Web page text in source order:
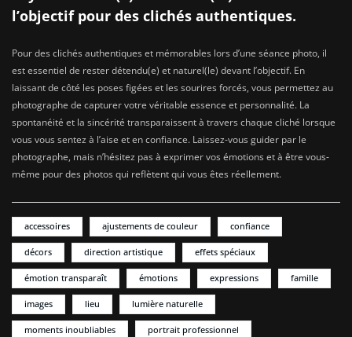
l’objectif pour des clichés authentiques.
Pour des clichés authentiques et mémorables lors d’une séance photo, il
est essentiel de rester détendu(e) et naturel(le) devant l’objectif. En
laissant de côté les poses figées et les sourires forcés, vous permettez au
photographe de capturer votre véritable essence et personnalité. La
spontanéité et la sincérité transparaissent à travers chaque cliché lorsque
vous vous sentez à l’aise et en confiance. Laissez-vous guider par le
photographe, mais n’hésitez pas à exprimer vos émotions et à être vous-
même pour des photos qui reflètent qui vous êtes réellement.
accessoires ajustements de couleur confiance
décors direction artistique effets spéciaux
émotion transparaît émotions expressions famille
images lieu lumière naturelle
moments inoubliables portrait professionnel